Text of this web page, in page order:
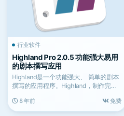
行业软件
Highland Pro 2.0.5 功能强大易用
的剧本撰写应用
Highland是一个功能强大、 简单的剧本
撰写的应用程序。Highland，制作完全
8 年前
免费